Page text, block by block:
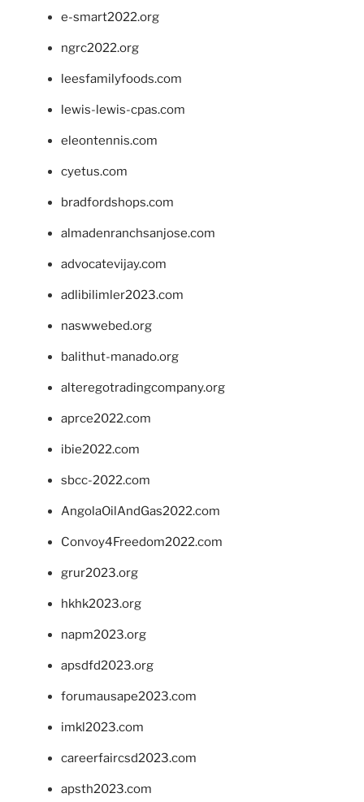
e-smart2022.org
ngrc2022.org
leesfamilyfoods.com
lewis-lewis-cpas.com
eleontennis.com
cyetus.com
bradfordshops.com
almadenranchsanjose.com
advocatevijay.com
adlibilimler2023.com
naswwebed.org
balithut-manado.org
alteregotradingcompany.org
aprce2022.com
ibie2022.com
sbcc-2022.com
AngolaOilAndGas2022.com
Convoy4Freedom2022.com
grur2023.org
hkhk2023.org
napm2023.org
apsdfd2023.org
forumausape2023.com
imkl2023.com
careerfaircsd2023.com
apsth2023.com